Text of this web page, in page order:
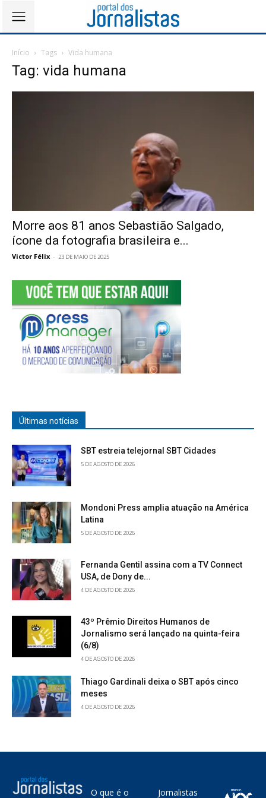
Início Tags Vida humana
Tag: vida humana
Morre aos 81 anos Sebastião Salgado,
ícone da fotografia brasileira e...
Victor Félix - 23 DE MAIO DE 2025
Últimas notícias
SBT estreia telejornal SBT Cidades
5 DE AGOSTO DE 2026
Mondoni Press amplia atuação na América
Latina
5 DE AGOSTO DE 2026
Fernanda Gentil assina com a TV Connect
USA, de Dony de...
4 DE AGOSTO DE 2026
43º Prêmio Direitos Humanos de
Jornalismo será lançado na quinta-feira
(6/8)
4 DE AGOSTO DE 2026
Thiago Gardinali deixa o SBT após cinco
meses
4 DE AGOSTO DE 2026
O que é o Jornalistas